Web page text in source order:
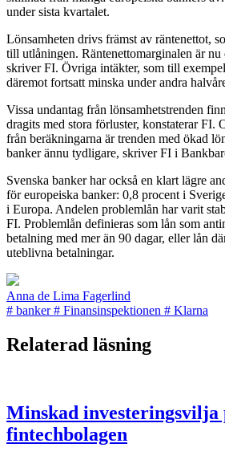
under sista kvartalet.
Lönsamheten drivs främst av räntenettot,
till utlåningen. Räntenettomarginalen är nu
skriver FI. Övriga intäkter, som till
däremot fortsatt minska under andra
Vissa undantag från lönsamhetstrenden
dragits med stora förluster, konstaterar FI.
från beräkningarna är trenden med ökad
banker ännu tydligare, skriver FI i
Svenska banker har också en klart lägre
för europeiska banker: 0,8 procent i
i Europa. Andelen problemlån har varit
FI. Problemlån definieras som lån som
betalning med mer än 90 dagar, eller lån
uteblivna betalningar.
Anna de Lima Fagerlind
# banker # Finansinspektionen # Klarna
Relaterad läsning
Minskad investeringsvilja
fintechbolagen